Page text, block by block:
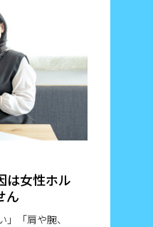
は女性ホル
ん
「肩や腕、